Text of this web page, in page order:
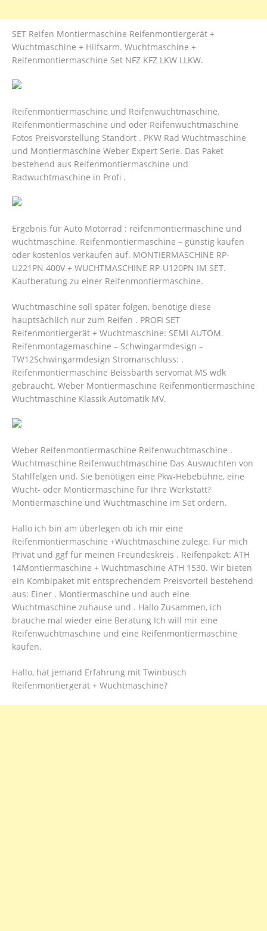
SET Reifen Montiermaschine Reifenmontiergerät +
Wuchtmaschine + Hilfsarm. Wuchtmaschine +
Reifenmontiermaschine Set NFZ KFZ LKW LLKW.
Reifenmontiermaschine und Reifenwuchtmaschine.
Reifenmontiermaschin​e und oder Reifenwuchtmaschine
Fotos Preisvorstellung Standort . PKW Rad Wuchtmaschine
und Montiermaschine Weber Expert Serie. Das Paket
bestehend aus Reifenmontiermaschine und
Radwuchtmaschine in Profi .
Ergebnis für Auto Motorrad : reifenmontiermaschine und
wuchtmaschine. Reifenmontiermaschine – günstig kaufen
oder kostenlos verkaufen auf. MONTIERMASCHINE RP-
U221PN 400V + WUCHTMASCHINE RP-U120PN IM SET.
Kaufberatung zu einer Reifenmontiermaschine.
Wuchtmaschine soll später folgen, benötige diese
hauptsächlich nur zum Reifen . PROFI SET
Reifenmontiergerät + Wuchtmaschine: SEMI AUTOM.
Reifenmontagemaschine – Schwingarmdesign –
TW12Schwingarmdesign Stromanschluss: .
Reifenmontiermaschine Beissbarth servomat MS wdk
gebraucht. Weber Montiermaschine Reifenmontiermaschine
Wuchtmaschine Klassik Automatik MV.
Weber Reifenmontiermaschine Reifenwuchtmaschine .
Wuchtmaschine Reifenwuchtmaschine Das Auswuchten von
Stahlfelgen und. Sie benötigen eine Pkw-Hebebühne, eine
Wucht- oder Montiermaschine für Ihre Werkstatt?
Montiermaschine und Wuchtmaschine im Set ordern.
Hallo ich bin am überlegen ob ich mir eine
Reifenmontiermaschine +Wuchtmaschine zulege. Für mich
Privat und ggf für meinen Freundeskreis . Reifenpaket: ATH
14Montiermaschine + Wuchtmaschine ATH 1530. Wir bieten
ein Kombipaket mit entsprechendem Preisvorteil bestehend
aus: Einer . Montiermaschine und auch eine
Wuchtmaschine zuhause und . Hallo Zusammen, ich
brauche mal wieder eine Beratung Ich will mir eine
Reifenwuchtmaschine und eine Reifenmontiermaschine
kaufen.
Hallo, hat jemand Erfahrung mit Twinbusch
Reifenmontiergerät + Wuchtmaschine?